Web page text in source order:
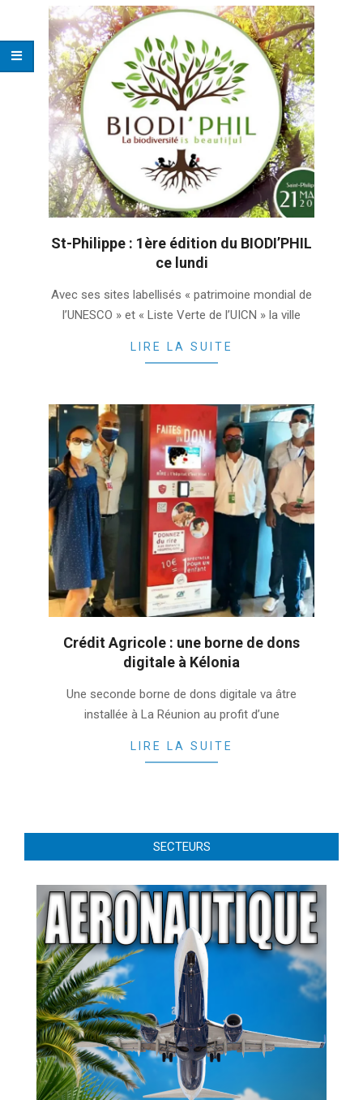
St-Philippe : 1ère édition du BIODI’PHIL
ce lundi
03-
Avec ses sites labellisés « patrimoine mondial de
l’UNESCO » et « Liste Verte de l’UICN » la ville
LIRE LA SUITE
Crédit Agricole : une borne de dons
digitale à Kélonia
Une seconde borne de dons digitale va âtre
installée à La Réunion au profit d’une
LIRE LA SUITE
SECTEURS